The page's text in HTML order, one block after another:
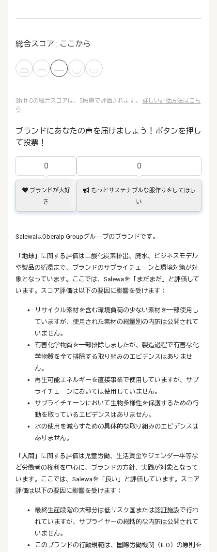
総合スコア : ここから
Shift Cの総合スコアは、5段階で評価されます。 詳しい評価方法はこち
ら
ブランドにあなたの声を届けましょう！ボタンを押し
て投票！
0
ブランドが大好
き
0
もっとサステナブルな服作りをしてほし
い
SalewaはOberalp Groupグループのブランドです。
「地球」
に関する評価は二酸化炭素排出、廃水、ビジネスモデル
や製品の循環まで、ブランドのサプライチェーンと環境対策が対
象となっています。ここでは、Salewaを「まだまだ」と評価して
います。スコア評価は以下の要因に影響を受けます：
リサイクル素材を含む環境負荷の少ない素材を一部使用し
ていますが、使用された素材の総量別の内訳は公開されて
いません。
有害化学物質を一部排除しましたが、製造過程で有害な化
学物質を全て排除する取り組みのエビデンスはありませ
ん。
再生可能エネルギーを直接事業で使用していますが、サプ
ライチェーンにおいては使用していません。
サプライチェーンにおいて生物多様性を保護するための行
動を取っているエビデンスはありません。
水の使用を減らすための具体的な取り組みのエビデンスは
ありません。
「人間」
に関する評価は児童労働、生活賃金やジェンダー平等な
ど労働者の権利を中心に、ブランドの方針、実践が対象となって
います。ここでは、Salewaを「良い」と評価しています。スコア
評価は以下の要因に影響を受けます：
最終生産段階の大部分は低リスク国または認証施設で行わ
れていますが、サプライヤーの総括的な内訳は公開されて
いません。
このブランドの行動規範は、国際労働機関（ILO）の原則を